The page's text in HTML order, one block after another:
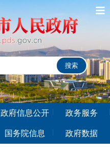
政府信息公开 政务服务
国务院信息 政府数据